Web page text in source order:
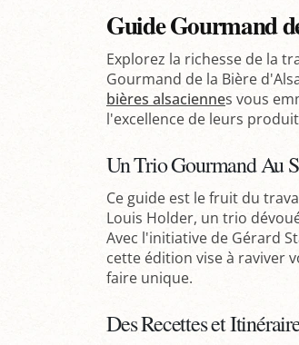
Guide Gourmand
Explorez la richesse de la
Gourmand de la Bière
bières alsaciennes vous
l'excellence de leurs
Un Trio Gourmand Au
Ce guide est le fruit du
Louis Holder, un trio
Avec l'initiative de Gérard
cette édition vise à raviver
faire unique.
Des Recettes et